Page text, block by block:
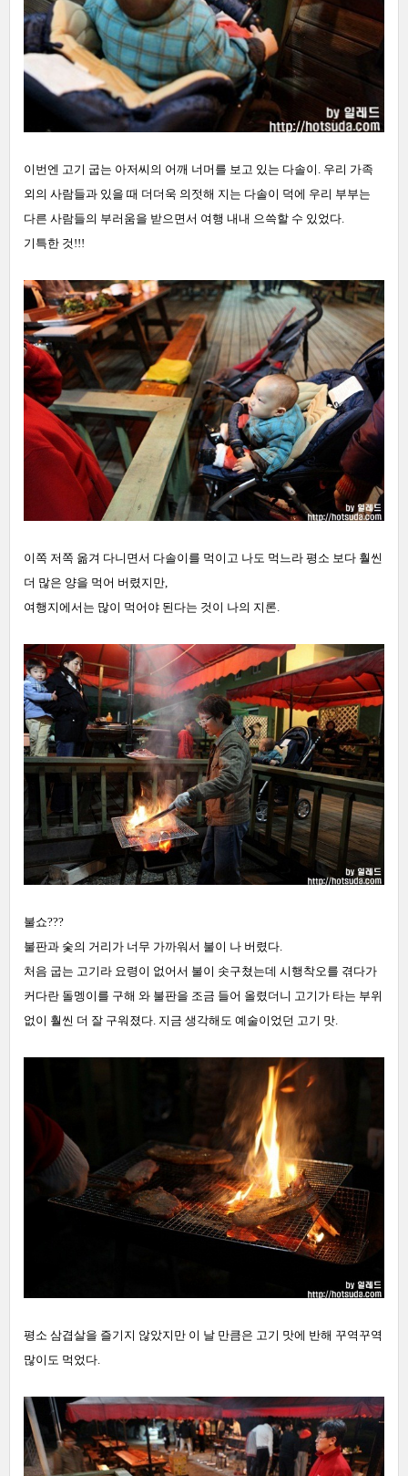
이번엔 고기 굽는 아저씨의 어깨 너머를 보고 있는 다솔이. 우리 가족
외의 사람들과 있을 때 더더욱 의젓해 지는 다솔이 덕에 우리 부부는
다른 사람들의 부러움을 받으면서 여행 내내 으쓱할 수 있었다.
기특한 것!!!
이쪽 저쪽 옮겨 다니면서 다솔이를 먹이고 나도 먹느라 평소 보다 훨씬
더 많은 양을 먹어 버렸지만,
여행지에서는 많이 먹어야 된다는 것이 나의 지론.
불쇼???
불판과 숯의 거리가 너무 가까워서 불이 나 버렸다.
처음 굽는 고기라 요령이 없어서 불이 솟구쳤는데 시행착오를 겪다가
커다란 돌멩이를 구해 와 불판을 조금 들어 올렸더니 고기가 타는 부위
없이 훨씬 더 잘 구워졌다. 지금 생각해도 예술이었던 고기 맛.
평소 삼겹살을 즐기지 않았지만 이 날 만큼은 고기 맛에 반해 꾸역꾸역
많이도 먹었다.